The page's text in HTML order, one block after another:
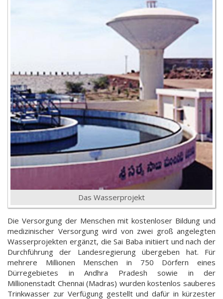
Das Wasserprojekt
Die Versorgung der Menschen mit kostenloser Bildung und
medizinischer Versorgung wird von zwei groß angelegten
Wasserprojekten ergänzt, die Sai Baba initiiert und nach der
Durchführung der Landesregierung übergeben hat. Für
mehrere Millionen Menschen in 750 Dörfern eines
Dürregebietes in Andhra Pradesh sowie in der
Millionenstadt Chennai (Madras) wurden kostenlos sauberes
Trinkwasser zur Verfügung gestellt und dafür in kürzester